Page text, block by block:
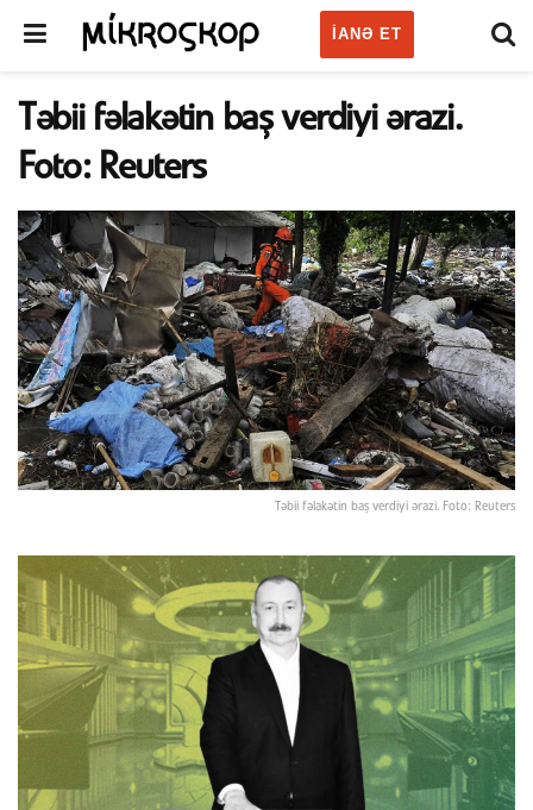
IANƏ ET
Təbii fəlakətin baş verdiyi ərazi.
Foto: Reuters
Təbii fəlakətin baş verdiyi ərazi. Foto: Reuters